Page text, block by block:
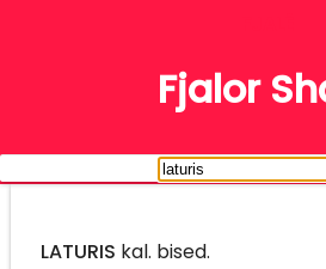
Fjalor
LATURIS kal. bised.